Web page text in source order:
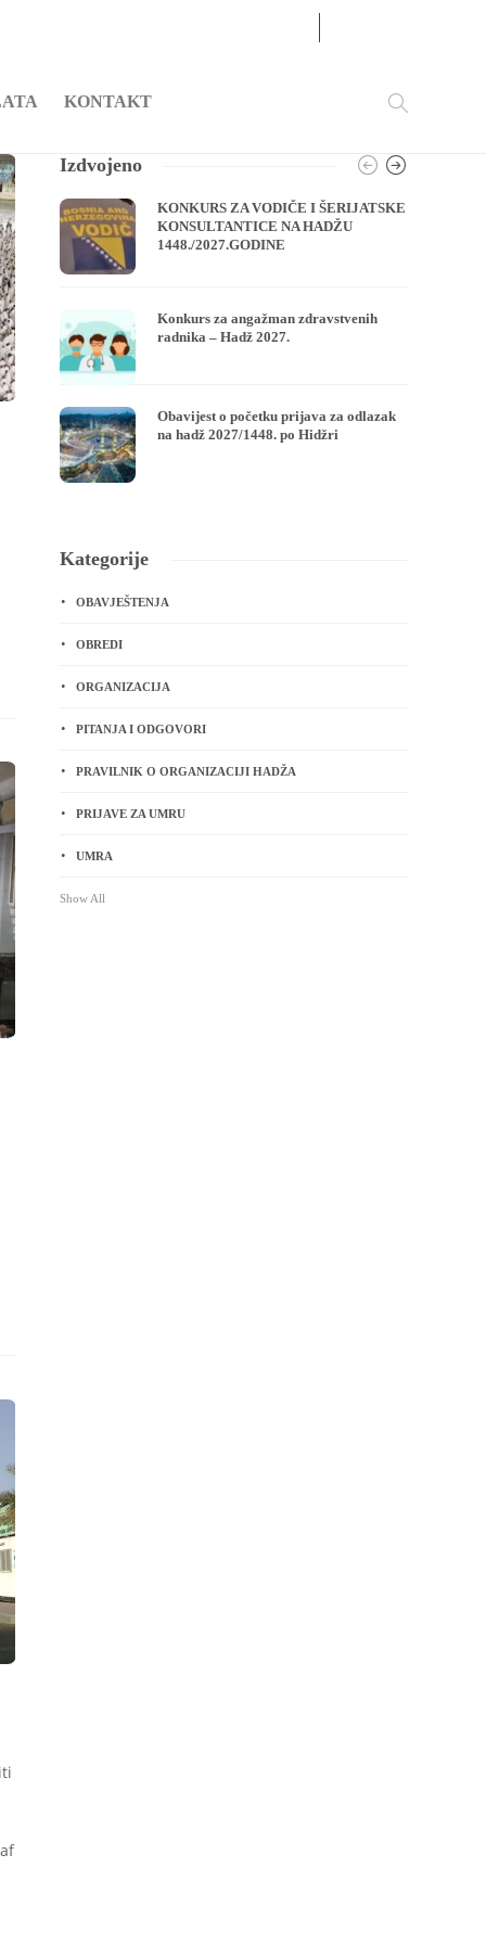
KONTAKT
Izdvojeno
KONKURS ZA VODIČE I ŠERIJATSKE
KONSULTANTICE NA HADŽU
1448./2027.GODINE
Konkurs za angažman zdravstvenih
radnika – Hadž 2027.
Obavijest o početku prijava za odlazak
na hadž 2027/1448. po Hidžri
Kategorije
OBAVJEŠTENJA
OBREDI
ORGANIZACIJA
PITANJA I ODGOVORI
PRAVILNIK O ORGANIZACIJI HADŽA
PRIJAVE ZA UMRU
UMRA
Show All